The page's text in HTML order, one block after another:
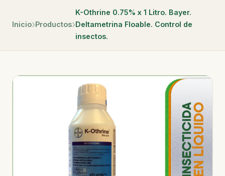
Inicio Productos
K-Othrine 0.75% x 1 Litro. Bayer.
Deltametrina Floable. Control de
insectos.